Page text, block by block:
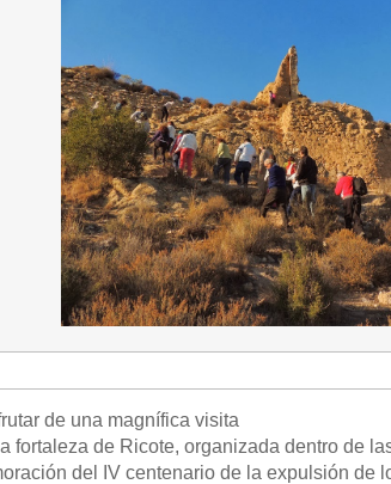
de una magnífica visita
fortaleza de Ricote, organizada dentro de
del
IV centenario de la expulsión de